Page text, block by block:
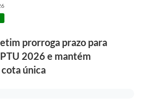
prorroga prazo para
2026 e mantém
única